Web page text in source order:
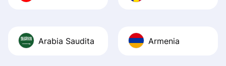
Arabia Saudita Armenia